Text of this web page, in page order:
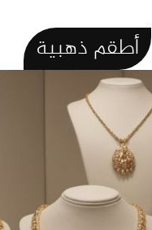
أطقم ذهبية